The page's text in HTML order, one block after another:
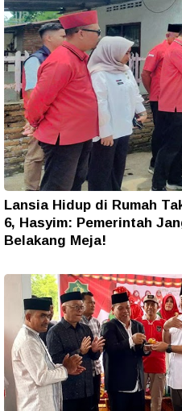
Lansia Hidup di Rumah
6, Hasyim: Pemerintah
Belakang Meja!